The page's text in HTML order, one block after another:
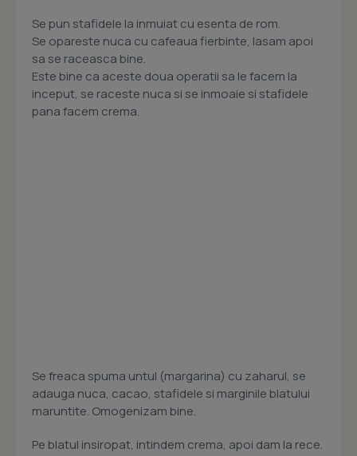
Se pun stafidele la inmuiat cu esenta de rom.
Se opareste nuca cu cafeaua fierbinte, lasam apoi
sa se raceasca bine.
Este bine ca aceste doua operatii sa le facem la
inceput, se raceste nuca si se inmoaie si stafidele
pana facem crema.
Se freaca spuma untul (margarina) cu zaharul, se
adauga nuca, cacao, stafidele si marginile blatului
maruntite. Omogenizam bine.
Pe blatul insiropat, intindem crema, apoi dam la rece.